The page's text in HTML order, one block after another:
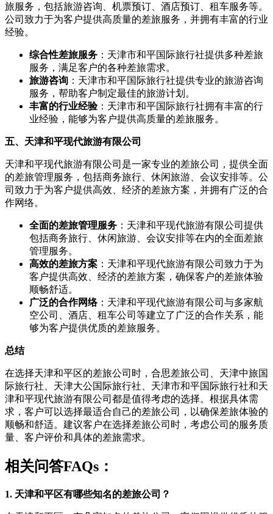
旅服务，包括旅游咨询、机票预订、酒店预订、租车服务等。
公司致力于为客户提供高质量的差旅服务，并拥有丰富的行业
经验。
综合性差旅服务 ：天津市和平国际旅行社提供多种差旅
服务，满足客户的各种差旅需求。
旅游咨询 ：天津市和平国际旅行社提供专业的旅游咨询
服务，帮助客户制定最佳的旅游计划。
丰富的行业经验：天津市和平国际旅行社拥有丰富的行
业经验，能够为客户提供高质量的差旅服务。
五、天津和平现代旅游有限公司
天津和平现代旅游有限公司是一家专业的差旅公司，提供全面
的差旅管理服务，包括商务旅行、休闲旅游、会议安排等。公
司致力于为客户提供高效、经济的差旅方案，并拥有广泛的合
作网络。
全面的差旅管理服务 ：天津和平现代旅游有限公司提供
包括商务旅行、休闲旅游、会议安排等在内的全面差旅
管理服务。
高效的差旅方案 ：天津和平现代旅游有限公司致力于为
客户提供高效、经济的差旅方案，确保客户的差旅体验
顺畅舒适。
广泛的合作网络：天津和平现代旅游有限公司与多家航
空公司、酒店、租车公司等建立了广泛的合作关系，能
够为客户提供优质的差旅服务。
总结
在选择天津和平区的差旅公司时，合思差旅公司、天津中旅国
际旅行社、天津大公国际旅行社、天津市和平国际旅行社和天
津和平现代旅游有限公司都是值得考虑的选择。根据具体需
求，客户可以选择最适合自己的差旅公司，以确保差旅体验的
顺畅和舒适。建议客户在选择差旅公司时，考虑公司的服务质
量、客户评价和具体的差旅需求。
相关问答FAQs：
1. 天津和平区有哪些知名的差旅公司？